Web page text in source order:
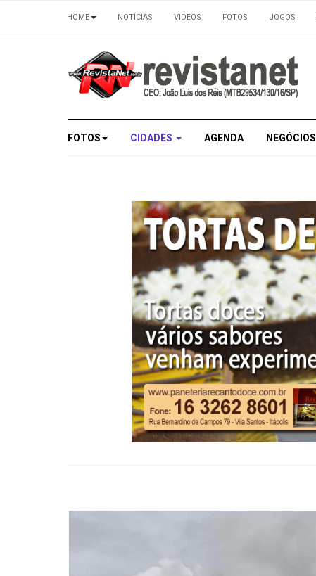
HOME NOTÍCIAS VIDEOS FOTOS JOGOS
FOTOS CIDADES AGENDA NEGÓCIOS